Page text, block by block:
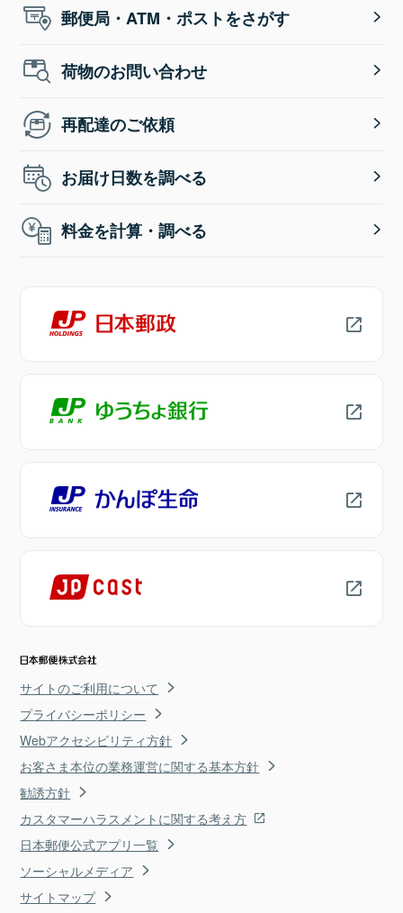
郵便局・ATM・ポストをさがす
荷物のお問い合わせ
再配達のご依頼
お届け日数を調べる
料金を計算・調べる
サイトのご利用について
プライバシーポリシー
Webアクセシビリティ方針
お客さま本位の業務運営に関する基本方針
勧誘方針
カスタマーハラスメントに関する考え方
日本郵便公式アプリ一覧
ソーシャルメディア
サイトマップ